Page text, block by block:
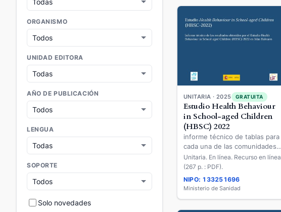
ORGANISMO
UNIDAD EDITORA
AÑO DE PUBLICACIÓN
LENGUA
SOPORTE
Solo novedades
UNITARIA · 2025 GRATUITA
Estudio Health Behaviour
in School-aged Children
(HBSC) 2022
informe técnico de tablas para
cada una de las comunidades
autónomas de los resultados
obtenidos por el Estudio Health
Behaviour in School-aged
Children (HBSC) 2022 en Illes
Unitaria. En línea. Recurso en línea
(267 p. : PDF).
NIPO: 133251696
Ministerio de Sanidad